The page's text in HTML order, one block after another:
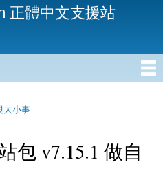
正體中文支援站
大小事
包 v7.15.1 做自